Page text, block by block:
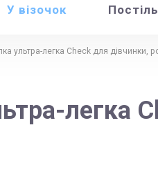
У візочок Постіль
ультра-легка Check для дівчинки,
легка